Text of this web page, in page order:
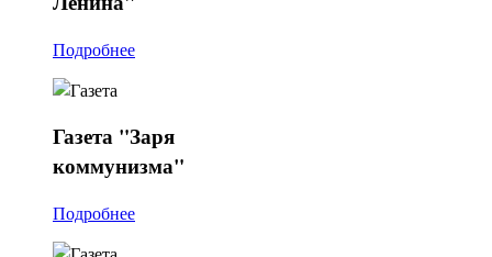
Подробнее
Газета "Заря
коммунизма"
Подробнее